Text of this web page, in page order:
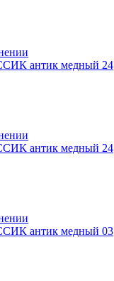
антик медный 24
антик медный 24
антик медный 03